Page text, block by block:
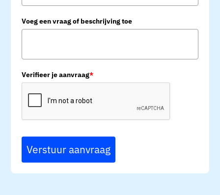
Voeg een vraag of beschrijving toe
Verifieer je aanvraag*
Verstuur aanvraag